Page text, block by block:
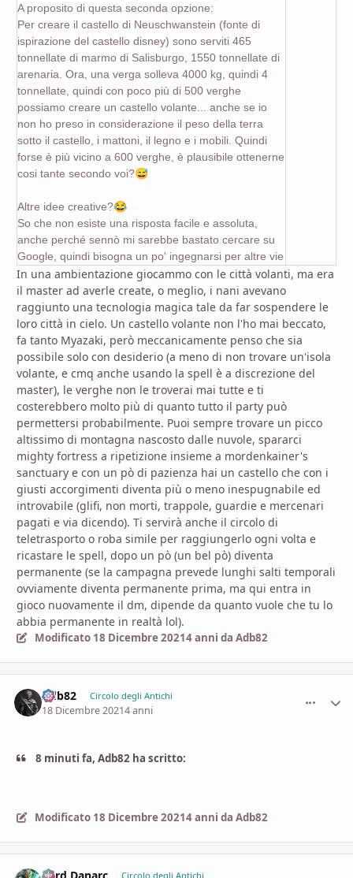
A proposito di questa seconda opzione:
Per creare il castello di Neuschwanstein (fonte di
ispirazione del castello disney) sono serviti 465
tonnellate di marmo di Salisburgo, 1550 tonnellate di
arenaria. Ora, una verga solleva 4000 kg, quindi 4
tonnellate, quindi con poco più di 500 verghe
possiamo creare un castello volante... anche se io
non ho preso in considerazione il peso della terra
sotto il castello, i mattoni, il legno e i mobili. Quindi
forse è più vicino a 600 verghe, è plausibile ottenerne
cosi tante secondo voi?😅
Altre idee creative?😂
So che non esiste una risposta facile e assoluta,
anche perché sennò mi sarebbe bastato cercare su
Google, quindi bisogna un po' ingegnarsi per altre vie
In una ambientazione giocammo con le città volanti, ma era
il master ad averle create, o meglio, i nani avevano
raggiunto una tecnologia magica tale da far sospendere le
loro città in cielo. Un castello volante non l'ho mai beccato,
fa tanto Myazaki, però meccanicamente penso che sia
possibile solo con desiderio (a meno di non trovare un'isola
volante, e cmq anche usando la spell è a discrezione del
master), le verghe non le troverai mai tutte e ti
costerebbero molto più di quanto tutto il party può
permettersi probabilmente. Puoi sempre trovare un picco
altissimo di montagna nascosto dalle nuvole, spararci
mighty fortress a ripetizione insieme a mordenkainer's
sanctuary e con un pò di pazienza hai un castello che con i
giusti accorgimenti diventa più o meno inespugnabile ed
introvabile (glifi, non morti, trappole, guardie e mercenari
pagati e via dicendo). Ti servirà anche il circolo di
teletrasporto o roba simile per raggiungerlo ogni volta e
ricastare le spell, dopo un pò (un bel pò) diventa
permanente (se la campagna prevede lunghi salti temporali
ovviamente diventa permanente prima, ma qui entra in
gioco nuovamente il dm, dipende da quanto vuole che tu lo
abbia permanente in realtà lol).
Modificato 18 Dicembre 20214 anni da Adb82
Adb82 Circolo degli Antichi
18 Dicembre 20214 anni
8 minuti fa, Adb82 ha scritto:
Modificato 18 Dicembre 20214 anni da Adb82
Circolo degli Antichi